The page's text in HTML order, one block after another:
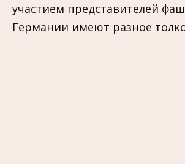
участием представителей
Германии имеют разное